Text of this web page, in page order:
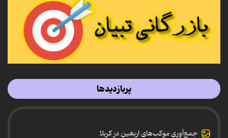
پربازدیدها
جمع‌آوری موکب‌های اربعین در کربلا